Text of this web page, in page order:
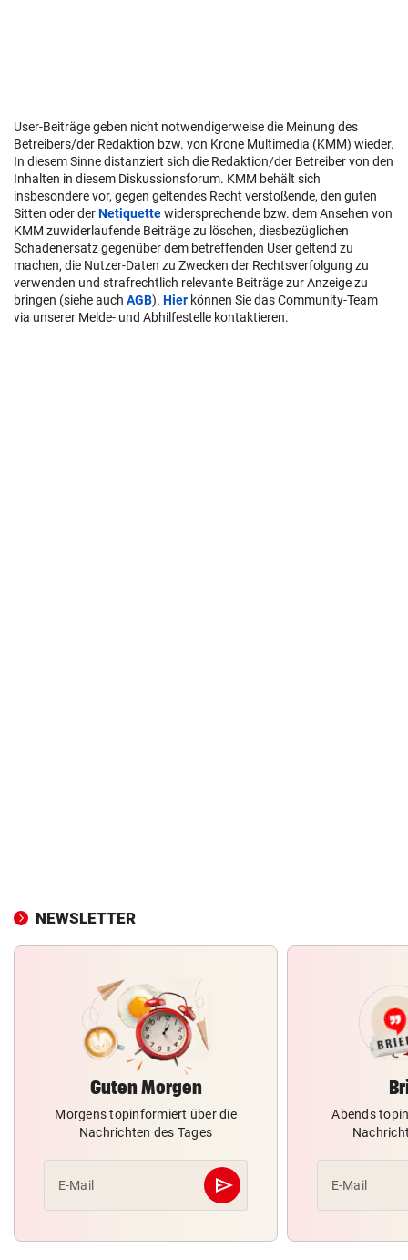
User-Beiträge geben nicht notwendigerweise die Meinung des
Betreibers/der Redaktion bzw. von Krone Multimedia (KMM) wieder.
In diesem Sinne distanziert sich die Redaktion/der Betreiber von den
Inhalten in diesem Diskussionsforum. KMM behält sich
insbesondere vor, gegen geltendes Recht verstoßende, den guten
Sitten oder derNetiquettewidersprechende bzw. dem Ansehen von
KMM zuwiderlaufende Beiträge zu löschen, diesbezüglichen
Schadenersatz gegenüber dem betreffenden User geltend zu
machen, die Nutzer-Daten zu Zwecken der Rechtsverfolgung zu
verwenden und strafrechtlich relevante Beiträge zur Anzeige zu
bringen (siehe auch AGB). Hier können Sie das Community-Team
via unserer Melde- und Abhilfestelle kontaktieren.
NEWSLETTER
Guten Morgen
Morgens topinformiert über die
Nachrichten des Tages
E-Mail send
Abschicken
Abends
E-Mail